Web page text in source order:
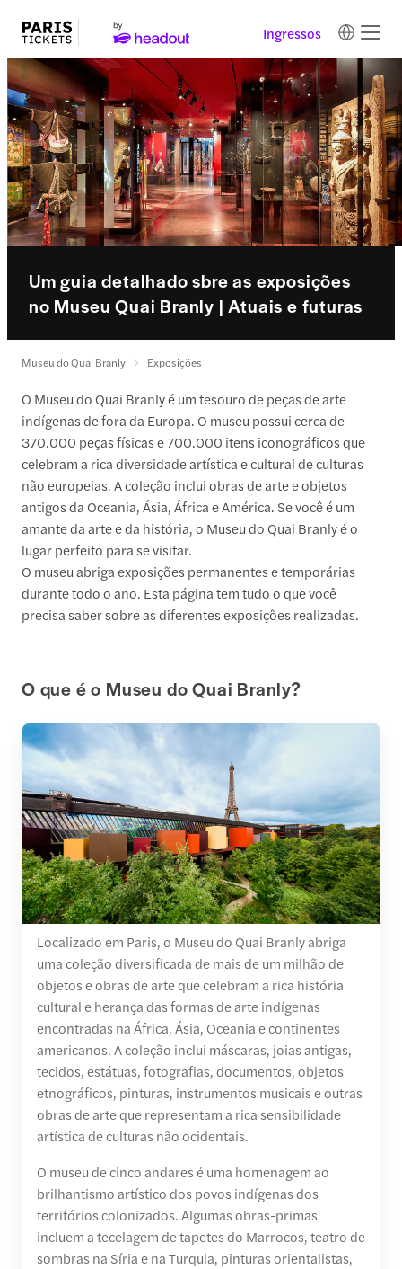
Ingressos
Um guia detalhado sbre as exposições
no Museu Quai Branly | Atuais e futuras
Museu do Quai Branly Exposições
O Museu do Quai Branly é um tesouro de peças de arte
indígenas de fora da Europa. O museu possui cerca de
370.000 peças físicas e 700.000 itens iconográficos que
celebram a rica diversidade artística e cultural de culturas
não europeias. A coleção inclui obras de arte e objetos
antigos da Oceania, Ásia, África e América. Se você é um
amante da arte e da história, o Museu do Quai Branly é o
lugar perfeito para se visitar.
O museu abriga exposições permanentes e temporárias
durante todo o ano. Esta página tem tudo o que você
precisa saber sobre as diferentes exposições realizadas.
O que é o Museu do Quai Branly?
Localizado em Paris, o Museu do Quai Branly abriga
uma coleção diversificada de mais de um milhão de
objetos e obras de arte que celebram a rica história
cultural e herança das formas de arte indígenas
encontradas na África, Ásia, Oceania e continentes
americanos. A coleção inclui máscaras, joias antigas,
tecidos, estátuas, fotografias, documentos, objetos
etnográficos, pinturas, instrumentos musicais e outras
obras de arte que representam a rica sensibilidade
artística de culturas não ocidentais.
O museu de cinco andares é uma homenagem ao
brilhantismo artístico dos povos indígenas dos
territórios colonizados. Algumas obras-primas
incluem a tecelagem de tapetes do Marrocos, teatro de
sombras na Síria e na Turquia, pinturas orientalistas,